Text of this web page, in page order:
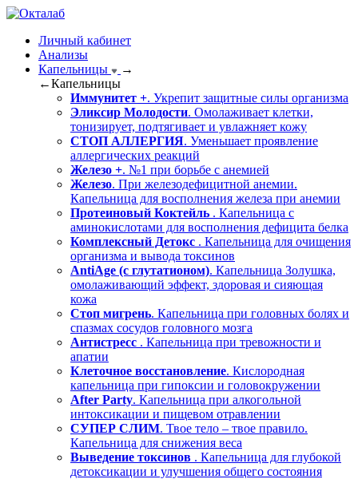
Личный кабинет
Анализы
Капельницы
→
←Капельницы
Иммунитет +. Укрепит защитные силы организма
Эликсир Молодости. Омолаживает клетки,
тонизирует, подтягивает и увлажняет кожу
СТОП АЛЛЕРГИЯ. Уменьшает проявление
аллергических реакций
Железо +. №1 при борьбе с анемией
Железо. При железодефицитной анемии.
Капельница для восполнения железа при анемии
Протеиновый Коктейль . Капельница с
аминокислотами для восполнения дефицита белка
Комплексный Детокс . Капельница для очищения
организма и вывода токсинов
AntiAge (с глутатионом). Капельница Золушка,
омолаживающий эффект, здоровая и сияющая
кожа
Стоп мигрень. Капельница при головных болях и
спазмах сосудов головного мозга
Антистресс . Капельница при тревожности и
апатии
Клеточное восстановление. Кислородная
капельница при гипоксии и головокружении
After Party. Капельница при алкогольной
интоксикации и пищевом отравлении
СУПЕР СЛИМ. Твое тело – твое правило.
Капельница для снижения веса
Выведение токсинов . Капельница для глубокой
детоксикации и улучшения общего состояния